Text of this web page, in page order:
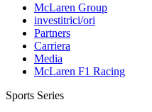
McLaren Group
investitrici/ori
Partners
Carriera
Media
McLaren F1 Racing
Sports Series